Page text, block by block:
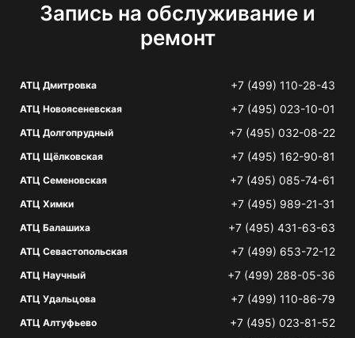
Запись на обслуживание и
ремонт
АТЦ Дмитровка +7 (499) 110-28-43
АТЦ Новоясеневская +7 (495) 023-10-01
АТЦ Долгопрудный +7 (495) 032-08-22
АТЦ Щёлковская +7 (495) 162-90-81
АТЦ Семеновская +7 (495) 085-74-61
АТЦ Химки +7 (495) 989-21-31
АТЦ Балашиха +7 (495) 431-63-63
АТЦ Севастопольская +7 (499) 653-72-12
АТЦ Научный +7 (499) 288-05-36
АТЦ Удальцова +7 (499) 110-86-79
АТЦ Алтуфьево +7 (495) 023-81-52